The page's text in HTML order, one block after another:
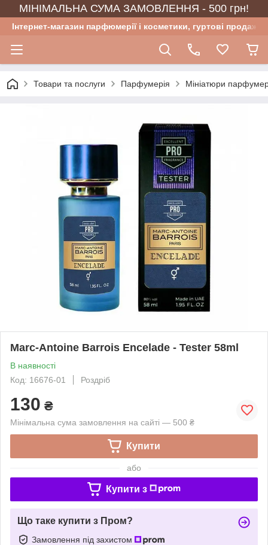
МІНІМАЛЬНА СУМА ЗАМОВЛЕННЯ - 500 грн!
Інтернет-магазин парфюмерії і косметики, гуртові продажі
Товари та послуги Парфумерія Мініатюри
Marc-Antoine Barrois Encelade - Tester 58ml
В наявності
Код: 16676-01
Роздріб
130 ₴
Мінімальна сума замовлення на сайті — 500 ₴
Купити
або
Купити з
Що таке купити з Пром?
Замовлення під захистом